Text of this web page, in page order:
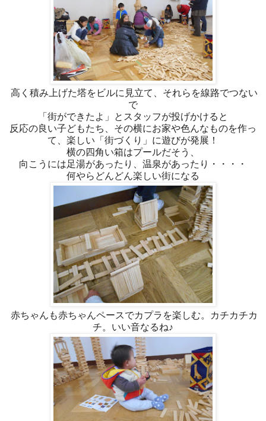
高く積み上げた塔をビルに見立て、それらを線路でつない
で
「街ができたよ」とスタッフが投げかけると
反応の良い子どもたち、その横にお家や色んなものを作っ
て、楽しい「街づくり」に遊びが発展！
横の四角い箱はプールだそう、
向こうには足湯があったり、温泉があったり・・・・
何やらどんどん楽しい街になる
赤ちゃんも赤ちゃんペースでカプラを楽しむ。カチカチカ
チ。いい音なるね♪